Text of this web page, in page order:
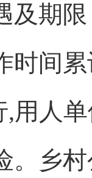
期限
时间
,用人
。乡